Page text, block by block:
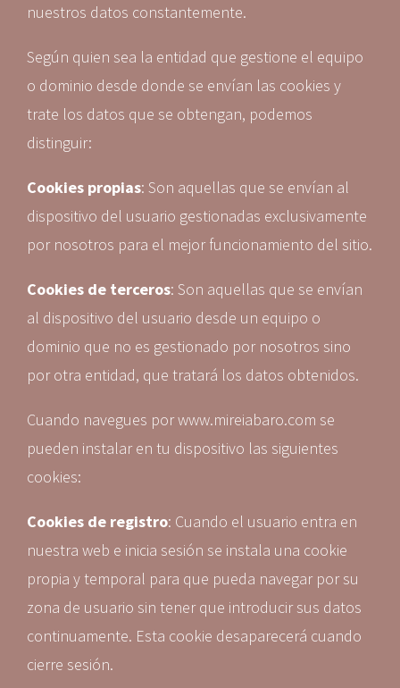
nuestros datos constantemente.
Según quien sea la entidad que gestione el equipo
o dominio desde donde se envían las cookies y
trate los datos que se obtengan, podemos
distinguir:
Cookies propias: Son aquellas que se envían al
dispositivo del usuario gestionadas exclusivamente
por nosotros para el mejor funcionamiento del sitio.
Cookies de terceros: Son aquellas que se envían
al dispositivo del usuario desde un equipo o
dominio que no es gestionado por nosotros sino
por otra entidad, que tratará los datos obtenidos.
Cuando navegues por www.mireiabaro.com se
pueden instalar en tu dispositivo las siguientes
cookies:
Cookies de registro: Cuando el usuario entra en
nuestra web e inicia sesión se instala una cookie
propia y temporal para que pueda navegar por su
zona de usuario sin tener que introducir sus datos
continuamente. Esta cookie desaparecerá cuando
cierre sesión.